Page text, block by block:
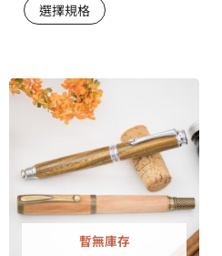
選擇規格
暫無庫存